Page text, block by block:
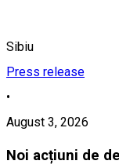
Sibiu
Press release
•
August 3, 2026
Noi acțiuni de